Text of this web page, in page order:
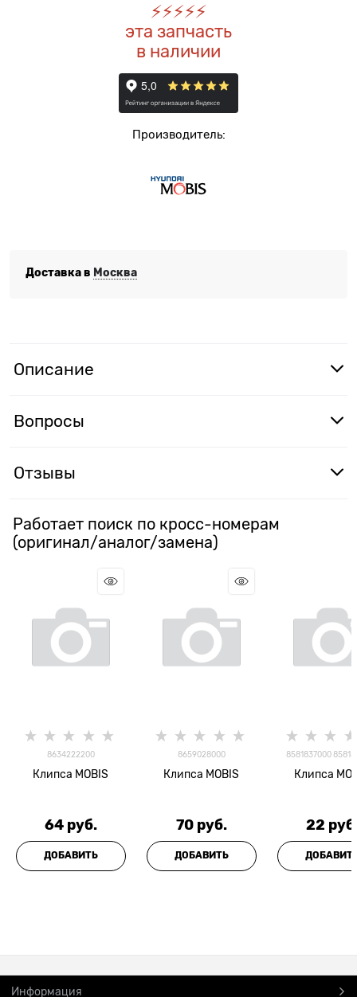
⚡️⚡️⚡️⚡️⚡️
эта запчасть
в наличии
Производитель:
Доставка в Москва
Описание
Вопросы
Отзывы
Работает поиск по кросс-номерам
(оригинал/аналог/замена)
8634222200
Клипса MOBIS
64 руб.
ДОБАВИТЬ
8659028000
Клипса MOBIS
70 руб.
ДОБАВИТЬ
8581837000
Клипса
22
Информация